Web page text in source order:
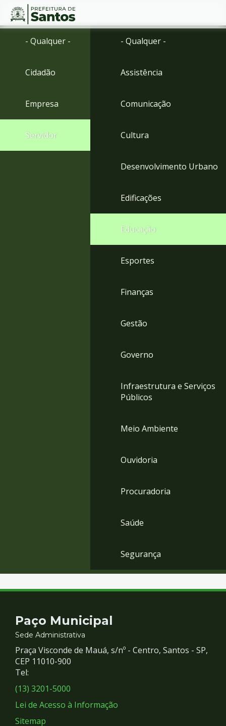
Ir
menu
para
Conteúdo
- Qualquer -
Cidadão
Empresa
Servidor
- Qualquer -
Assistência
Comunicação
Cultura
Desenvolvimento Urbano
Edificações
Educação
Esportes
Finanças
Gestão
Governo
Infraestrutura e Serviços
Públicos
Meio Ambiente
Ouvidoria
Procuradoria
Saúde
Segurança
Contato
e
Redes
Sociais
Paço Municipal
Sede Administrativa
Praça Visconde de Mauá, s/nº - Centro, Santos - SP,
CEP 11010-900
Tel:
(13) 3201-5000
Lei de Acesso à Informação
Sitemap